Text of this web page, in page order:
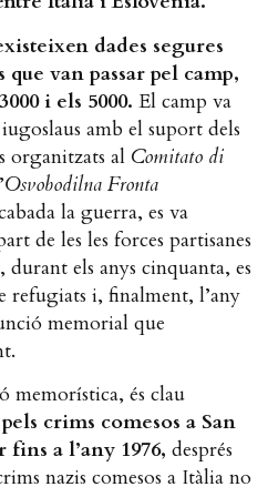
dades segures
van passar pel camp,
i els 5000. El camp va
amb el suport dels
organitzats al Comitato di
Osvobodilna Fronta
la guerra, es va
de les les forces partisanes
els anys cinquanta, es
refugiats i, finalment, l’any
memorial que
memorística, és clau
crims comesos a San
a l’any 1976, després
nazis comesos a Itàlia no